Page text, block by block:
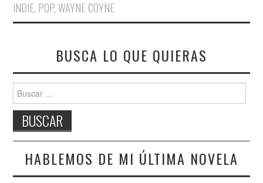
INDIE, POP,WAYNE COYNE
BUSCA LO QUE QUIERAS
Buscar:
HABLEMOS DE MI ÚLTIMA NOVELA